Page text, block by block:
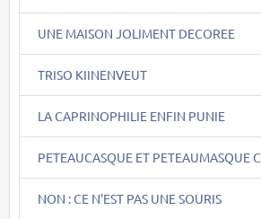
UNE MAISON JOLIMENT DECOREE
TRISO KIINENVEUT
LA CAPRINOPHILIE ENFIN PUNIE
PETEAUCASQUE ET PETEAUMASQUE C
NON : CE N'EST PAS UNE SOURIS